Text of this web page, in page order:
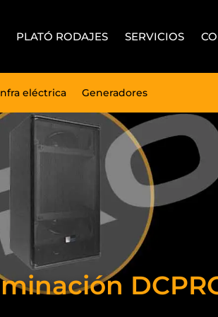
PLATÓ RODAJES SERVICIOS
eléctrica Generadores